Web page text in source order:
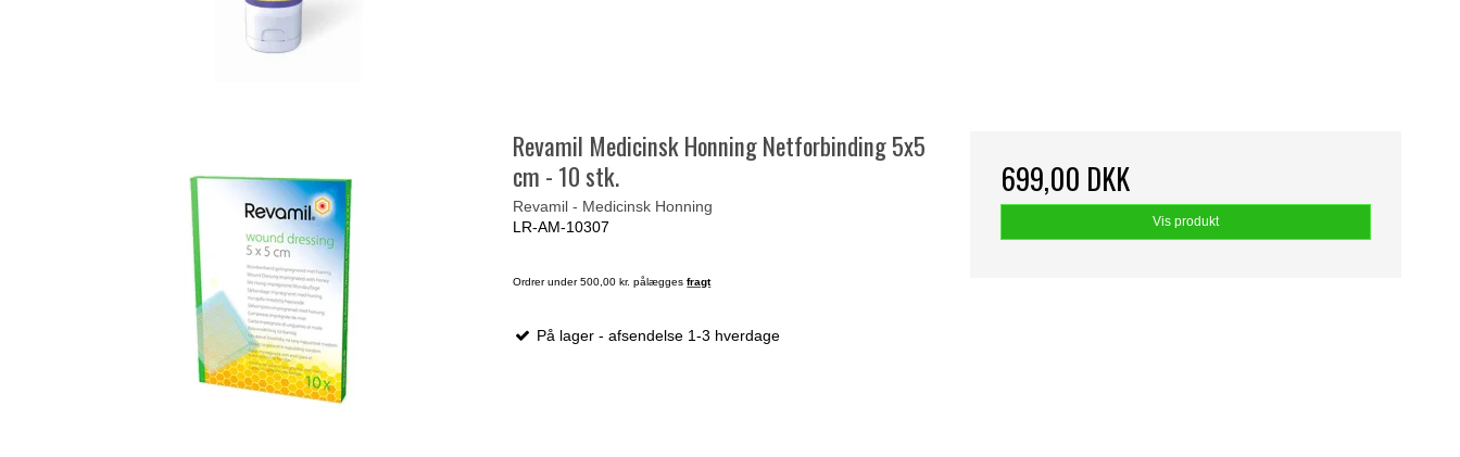
Revamil Medicinsk Honning Netforbinding 5x5
cm - 10 stk.
Revamil - Medicinsk Honning
LR-AM-10307
Ordrer under 500,00 kr. pålæggesfragt
På lager - afsendelse 1-3 hverdage
699,00 DKK
Vis produkt